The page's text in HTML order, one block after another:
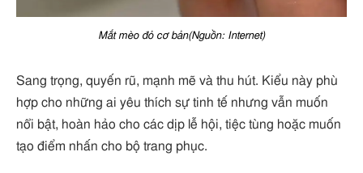
Mắt mèo đỏ cơ bản(Nguồn: Internet)
Sang trọng, quyến rũ, mạnh mẽ và thu hút. Kiểu này phù
hợp cho những ai yêu thích sự tinh tế nhưng vẫn muốn
nổi bật, hoàn hảo cho các dịp lễ hội, tiệc tùng hoặc muốn
tạo điểm nhấn cho bộ trang phục.